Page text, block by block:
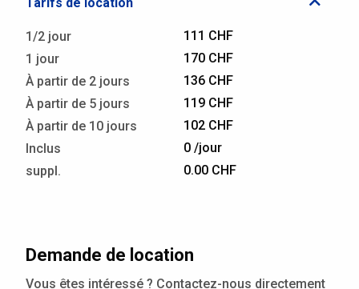
Tarifs de location
1/2 jour
111 CHF
1 jour
170 CHF
À partir de 2 jours
136 CHF
À partir de 5 jours
119 CHF
À partir de 10 jours
102 CHF
Inclus
0 /jour
suppl.
0.00 CHF
Demande de location
Vous êtes intéressé ? Contactez-nous directement